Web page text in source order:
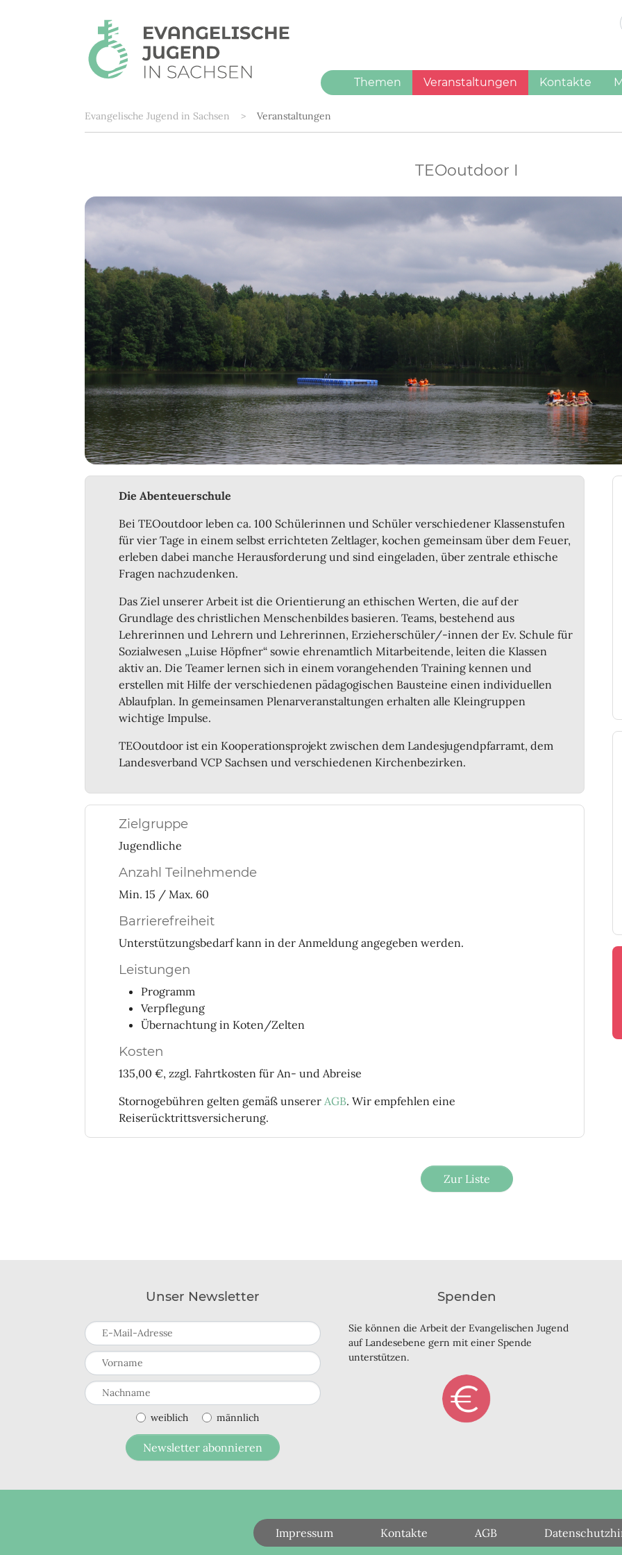
Themen Veranstaltungen (current)
Kontakte
Sie sind hier:
Evangelische Jugend in Sachsen Veranstaltungen
TEOoutdoor I
Die Abenteuerschule
Bei TEOoutdoor leben ca. 100 Schülerinnen und Schüler verschiedener Klassenstufen
für vier Tage in einem selbst errichteten Zeltlager, kochen gemeinsam über dem Feuer,
erleben dabei manche Herausforderung und sind eingeladen, über zentrale ethische
Fragen nachzudenken.
Das Ziel unserer Arbeit ist die Orientierung an ethischen Werten, die auf der
Grundlage des christlichen Menschenbildes basieren. Teams, bestehend aus
Lehrerinnen und Lehrern und Lehrerinnen, Erzieherschüler/-innen der Ev. Schule für
Sozialwesen „Luise Höpfner“ sowie ehrenamtlich Mitarbeitende, leiten die Klassen
aktiv an. Die Teamer lernen sich in einem vorangehenden Training kennen und
erstellen mit Hilfe der verschiedenen pädagogischen Bausteine einen individuellen
Ablaufplan. In gemeinsamen Plenarveranstaltungen erhalten alle Kleingruppen
wichtige Impulse.
TEOoutdoor ist ein Kooperationsprojekt zwischen dem Landesjugendpfarramt, dem
Landesverband VCP Sachsen und verschiedenen Kirchenbezirken.
Zielgruppe
Jugendliche
Anzahl Teilnehmende
Min. 15 / Max. 60
Barrierefreiheit
Unterstützungsbedarf kann in der Anmeldung angegeben werden.
Leistungen
Programm
Verpflegung
Übernachtung in Koten/Zelten
Kosten
135,00 €, zzgl. Fahrtkosten für An- und Abreise
Stornogebühren gelten gemäß unserer AGB. Wir empfehlen eine
Reiserücktrittsversicherung.
Zur Liste
Unser Newsletter
weiblich männlich
Newsletter abonnieren
Spenden
Sie können die Arbeit der Evangelischen Jugend
auf Landesebene gern mit einer Spende
unterstützen.
Impressum Kontakte AGB